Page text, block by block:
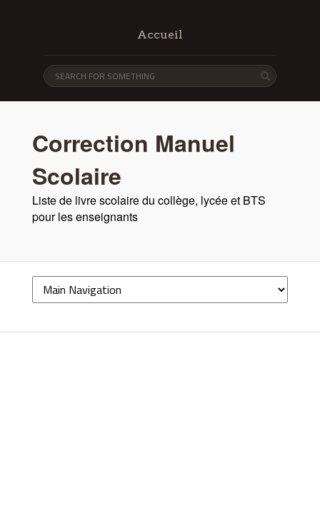
Accueil
Correction Manuel
Scolaire
Liste de livre scolaire du collège, lycée et BTS
pour les enseignants